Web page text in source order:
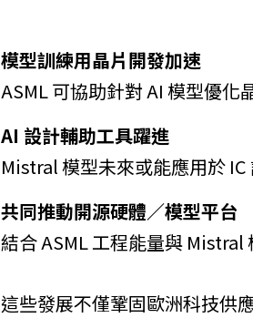
模型訓練用晶片開發加速
ASML 可協助針對 AI 模型優化
AI 設計輔助工具躍進
Mistral 模型未來或能應用於
共同推動開源硬體／模型平台
結合 ASML 工程能量與 Mistral
這些發展不僅鞏固歐洲科技供